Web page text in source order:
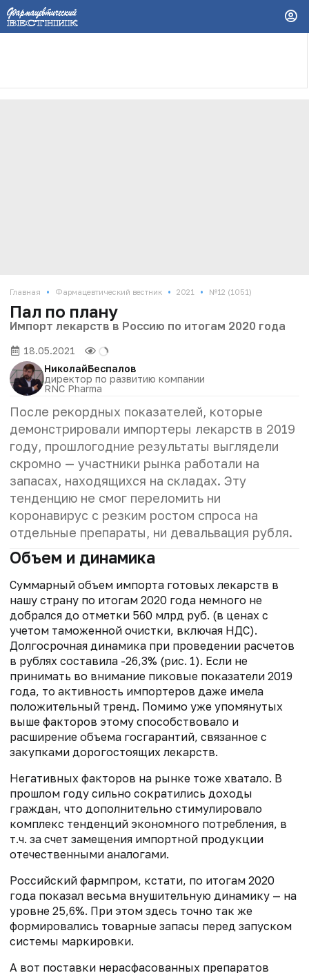
Главная • Фармацевтический вестник • 2021 • №12 (1051)
Пал по плану
Импорт лекарств в Россию по итогам 2020 года
18.05.2021
НиколайБеспалов
директор по развитию компании
RNC Pharma
После рекордных показателей, которые
демонстрировали импортеры лекарств в 2019
году, прошлогодние результаты выглядели
скромно — участники рынка работали на
запасах, находящихся на складах. Эту
тенденцию не смог переломить ни
коронавирус с резким ростом спроса на
отдельные препараты, ни девальвация рубля.
Объем и динамика
Суммарный объем импорта готовых лекарств в
нашу страну по итогам 2020 года немного не
добрался до отметки 560 млрд руб. (в ценах с
учетом таможенной очистки, включая НДС).
Долгосрочная динамика при проведении расчетов
в рублях составила -26,3% (рис. 1). Если не
принимать во внимание пиковые показатели 2019
года, то активность импортеров даже имела
положительный тренд. Помимо уже упомянутых
выше факторов этому способствовало и
расширение объема госгарантий, связанное с
закупками дорогостоящих лекарств.
Негативных факторов на рынке тоже хватало. В
прошлом году сильно сократились доходы
граждан, что дополнительно стимулировало
комплекс тенденций экономного потребления, в
т.ч. за счет замещения импортной продукции
отечественными аналогами.
Российский фармпром, кстати, по итогам 2020
года показал весьма внушительную динамику — на
уровне 25,6%. При этом здесь точно так же
формировались товарные запасы перед запуском
системы маркировки.
А вот поставки нерасфасованных препаратов